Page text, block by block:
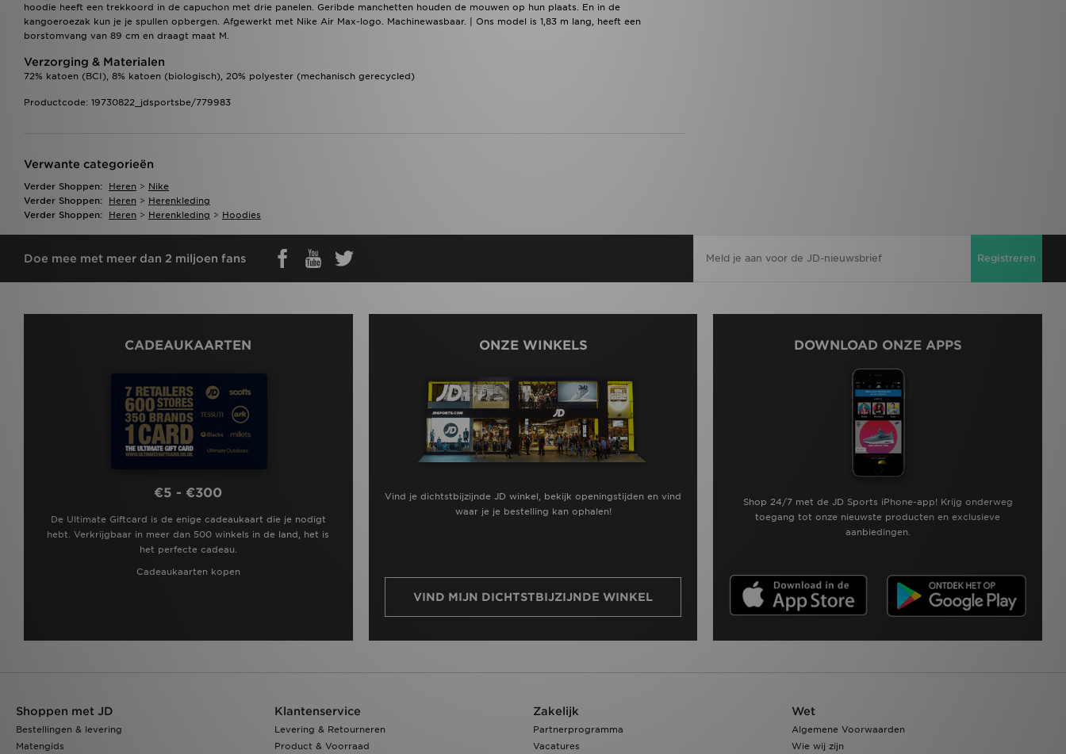
hoodie heeft een trekkoord in de capuchon met drie panelen. Geribde manchetten houden de mouwen op hun plaats. En in de
kangoeroezak kun je je spullen opbergen. Afgewerkt met Nike Air Max-logo. Machinewasbaar. | Ons model is 1,83 m lang, heeft een
borstomvang van 89 cm en draagt maat M.
Verzorging & Materialen
72% katoen (BCI), 8% katoen (biologisch), 20% polyester (mechanisch gerecycled)
Productcode: 19730822_jdsportsbe/779983
Verwante categorieën
Verder Shoppen: Heren > Nike
Verder Shoppen:
Heren > Herenkleding
Verder Shoppen:
Heren > Herenkleding > Hoodies
Doe mee met meer dan 2 miljoen fans Registreren
CADEAUKAARTEN
€5 - €300
De Ultimate Giftcard is de enige cadeaukaart die je nodigt
hebt. Verkrijgbaar in meer dan 500 winkels in de land, het is
het perfecte cadeau.
Cadeaukaarten kopen
ONZE WINKELS
Vind je dichtstbijzijnde JD winkel, bekijk openingstijden en vind
waar je je bestelling kan ophalen!
VIND MIJN DICHTSTBIJZIJNDE WINKEL
DOWNLOAD ONZE APPS
Shop 24/7 met de JD Sports iPhone-app! Krijg onderweg
toegang tot onze nieuwste producten en exclusieve
aanbiedingen.
Shoppen met JD
Bestellingen & levering
Matengids
Klantenservice
Levering & Retourneren
Product & Voorraad
Zakelijk
Partnerprogramma
Vacatures
Wet
Algemene Voorwaarden
Wie wij zijn